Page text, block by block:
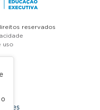
reservados
uso